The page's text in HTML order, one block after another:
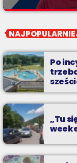
Pierwsza
Codziennie od
do 10.
Po
„Tu